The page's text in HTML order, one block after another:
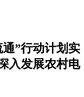
”行动计划实
入发展农村电